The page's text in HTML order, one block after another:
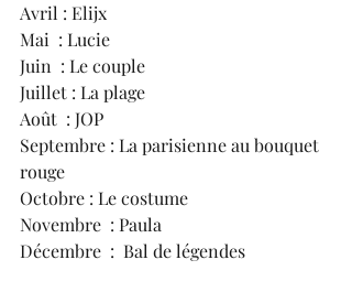
Avril : Elijx
Mai  : Lucie
Juin  : Le couple
Juillet : La plage
Août  : JOP
Septembre : La parisienne au bouquet
rouge
Octobre : Le costume
Novembre  : Paula
Décembre  :  Bal de légendes